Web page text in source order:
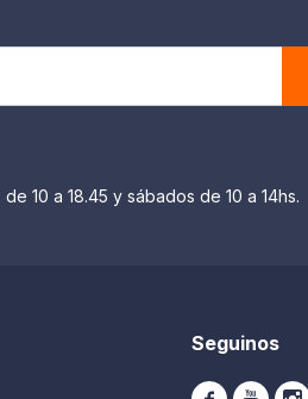
10 a 18.45 y sábados de 10 a 14hs.
Seguinos